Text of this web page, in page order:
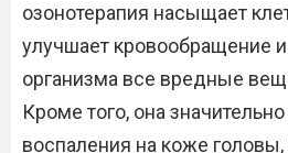
озонотерапия насыщает
улучшает кровообращение
организма все вредные
Кроме того, она
воспаления на коже